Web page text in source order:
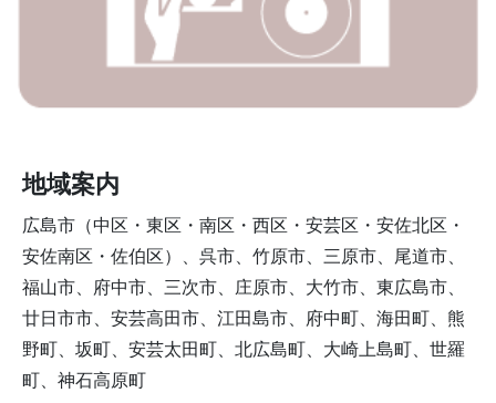
地域案内
広島市（中区・東区・南区・西区・安芸区・安佐北区・
安佐南区・佐伯区）、呉市、竹原市、三原市、尾道市、
福山市、府中市、三次市、庄原市、大竹市、東広島市、
廿日市市、安芸高田市、江田島市、府中町、海田町、熊
野町、坂町、安芸太田町、北広島町、大崎上島町、世羅
町、神石高原町